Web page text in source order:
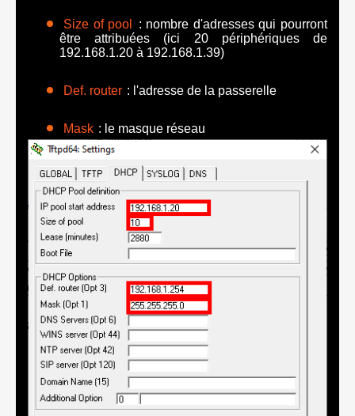
Size of pool
: nombre d'adresses qui pourront
être attribuées (ici 20 périphériques de
192.168.1.20 à 192.168.1.39)
Def. router : l'adresse de la passerelle
Mask : le masque réseau